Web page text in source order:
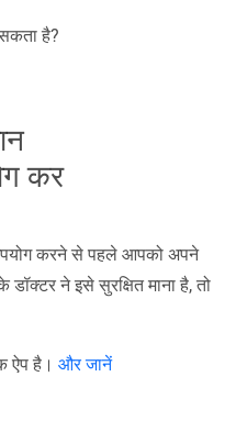
है?
कर
करने से पहले आपको अपने
ने इसे सुरक्षित माना है, तो
ऐप है। और जानें